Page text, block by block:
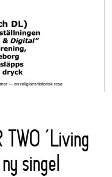
‘Living
singel